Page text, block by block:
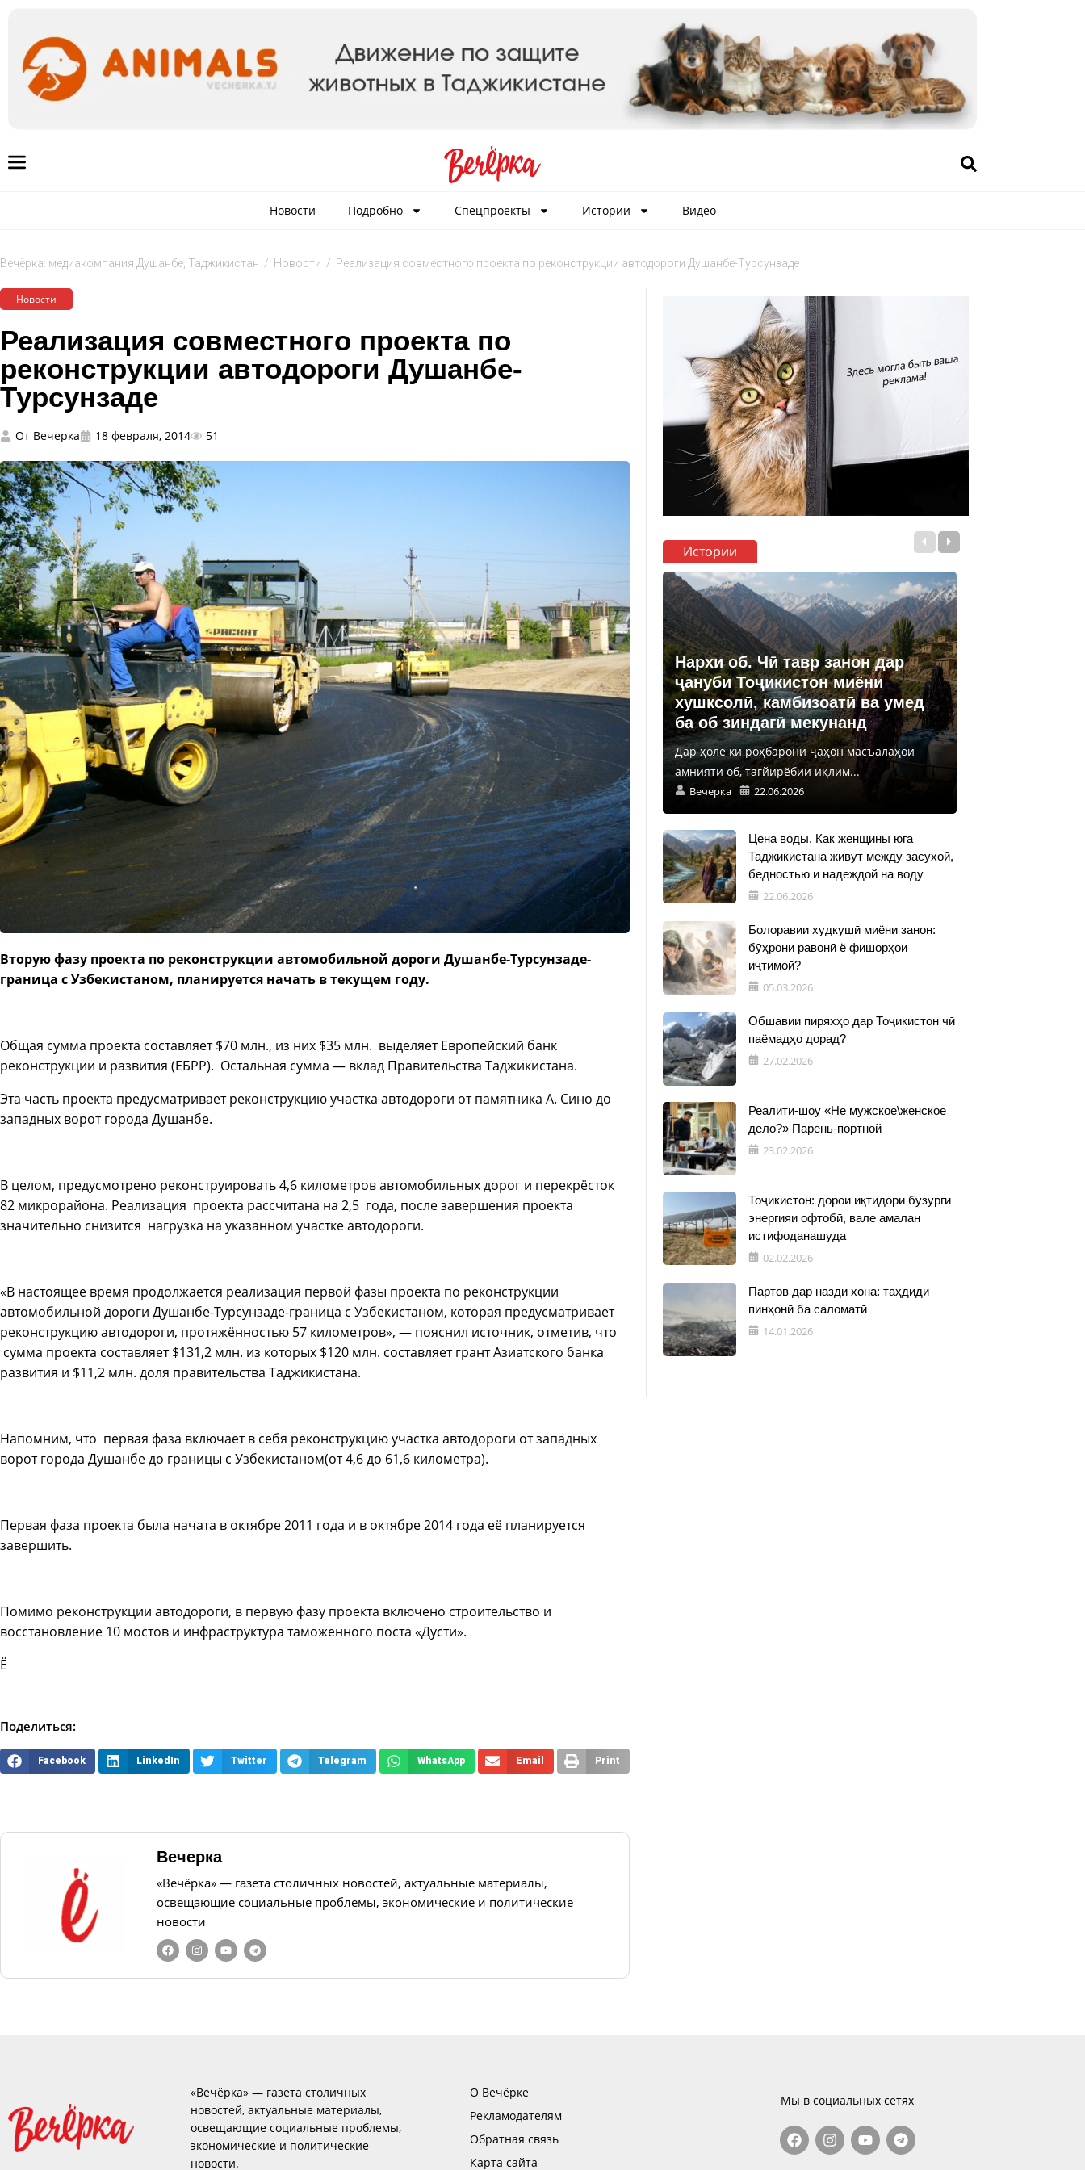
Новости Подробно Спецпроекты Истории Видео
Вечёрка: медиакомпания Душанбе, Таджикистан / Новости / Реализация совместного проекта по реконструкции автодороги Душанбе-Турсунзаде
Новости
Реализация совместного проекта по
реконструкции автодороги Душанбе-
Турсунзаде
От Вечерка 18 февраля, 2014 51
Вторую фазу проекта по реконструкции автомобильной дороги Душанбе-Турсунзаде-
граница с Узбекистаном, планируется начать в текущем году.
Общая сумма проекта составляет $70 млн., из них $35 млн. выделяет Европейский банк
реконструкции и развития (ЕБРР). Остальная сумма — вклад Правительства Таджикистана.
Эта часть проекта предусматривает реконструкцию участка автодороги от памятника А. Сино до
западных ворот города Душанбе.
В целом, предусмотрено реконструировать 4,6 километров автомобильных дорог и перекрёсток
82 микрорайона. Реализация проекта рассчитана на 2,5 года, после завершения проекта
значительно снизится нагрузка на указанном участке автодороги.
«В настоящее время продолжается реализация первой фазы проекта по реконструкции
автомобильной дороги Душанбе-Турсунзаде-граница с Узбекистаном, которая предусматривает
реконструкцию автодороги, протяжённостью 57 километров», — пояснил источник, отметив, что
сумма проекта составляет $131,2 млн. из которых $120 млн. составляет грант Азиатского банка
развития и $11,2 млн. доля правительства Таджикистана.
Напомним, что первая фаза включает в себя реконструкцию участка автодороги от западных
ворот города Душанбе до границы с Узбекистаном(от 4,6 до 61,6 километра).
Первая фаза проекта была начата в октябре 2011 года и в октябре 2014 года её планируется
завершить.
Помимо реконструкции автодороги, в первую фазу проекта включено строительство и
восстановление 10 мостов и инфраструктура таможенного поста «Дусти».
Ё
Поделиться:
Facebook LinkedIn Twitter Telegram WhatsApp Email Print
Вечерка
«Вечёрка» — газета столичных новостей, актуальные материалы,
освещающие социальные проблемы, экономические и политические
новости
Истории
Нархи об. Чӣ тавр занон дар
ҷануби Тоҷикистон миёни
хушксолӣ, камбизоатӣ ва умед
ба об зиндагӣ мекунанд
Дар ҳоле ки роҳбарони ҷаҳон масъалаҳои
амнияти об, тағйирёбии иқлим...
Вечерка 22.06.2026
Цена воды. Как женщины юга
Таджикистана живут между засухой,
бедностью и надеждой на воду
22.06.2026
Болоравии худкушӣ миёни занон:
бӯҳрони равонӣ ё фишорҳои
иҷтимоӣ?
05.03.2026
Обшавии пиряхҳо дар Тоҷикистон чӣ
паёмадҳо дорад?
27.02.2026
Реалити-шоу «Не мужское\женское
дело?» Парень-портной
23.02.2026
Тоҷикистон: дорои иқтидори бузурги
энергияи офтобӣ, вале амалан
истифоданашуда
02.02.2026
Партов дар назди хона: таҳдиди
пинҳонӣ ба саломатӣ
14.01.2026
«Вечёрка» — газета столичных
новостей, актуальные материалы,
освещающие социальные проблемы,
экономические и политические
новости.
О Вечёрке
Рекламодателям
Обратная связь
Карта сайта
Мы в социальных сетях